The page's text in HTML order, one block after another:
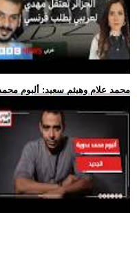
.. محمد علام وهيثم سعيد: ألبوم